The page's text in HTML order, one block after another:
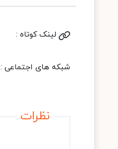
لینک کوتاه :
شبکه های اجتماعی :
نظرات